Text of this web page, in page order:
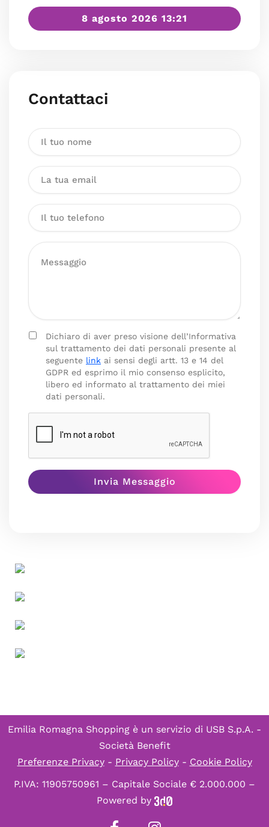
8 agosto 2026 13:21
Contattaci
Dichiaro di aver preso visione dell’Informativa
sul trattamento dei dati personali presente al
seguente link ai sensi degli artt. 13 e 14 del
GDPR ed esprimo il mio consenso esplicito,
libero ed informato al trattamento dei miei
dati personali.
Emilia Romagna Shopping è un servizio di USB S.p.A. -
Società Benefit
Preferenze Privacy- Privacy Policy- Cookie Policy
P.IVA: 11905750961 – Capitale Sociale € 2.000.000 –
Powered by